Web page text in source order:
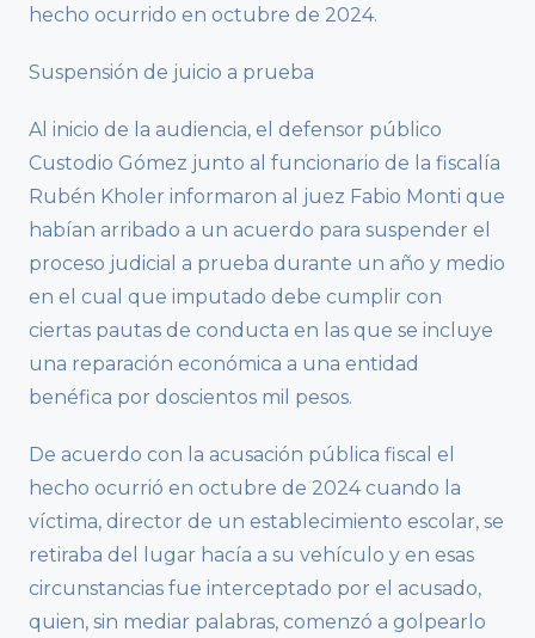
hecho ocurrido en octubre de 2024.
Suspensión de juicio a prueba
Al inicio de la audiencia, el defensor público
Custodio Gómez junto al funcionario de la fiscalía
Rubén Kholer informaron al juez Fabio Monti que
habían arribado a un acuerdo para suspender el
proceso judicial a prueba durante un año y medio
en el cual que imputado debe cumplir con
ciertas pautas de conducta en las que se incluye
una reparación económica a una entidad
benéfica por doscientos mil pesos.
De acuerdo con la acusación pública fiscal el
hecho ocurrió en octubre de 2024 cuando la
víctima, director de un establecimiento escolar, se
retiraba del lugar hacía a su vehículo y en esas
circunstancias fue interceptado por el acusado,
quien, sin mediar palabras, comenzó a golpearlo